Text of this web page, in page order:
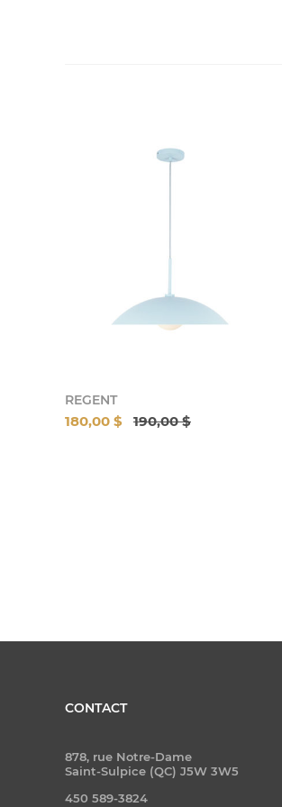
REGENT
180,00 $ 190,00 $
CONTACT
878, rue Notre-Dame
Saint-Sulpice (QC) J5W 3W5
450 589-3824